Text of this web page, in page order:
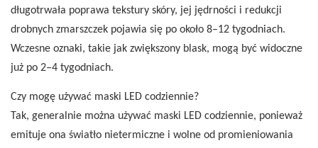
długotrwała poprawa tekstury skóry, jej jędrności i redukcji
drobnych zmarszczek pojawia się po około 8–12 tygodniach.
Wczesne oznaki, takie jak zwiększony blask, mogą być widoczne
już po 2–4 tygodniach.
Czy mogę używać maski LED codziennie?
Tak, generalnie można używać maski LED codziennie, ponieważ
emituje ona światło nietermiczne i wolne od promieniowania